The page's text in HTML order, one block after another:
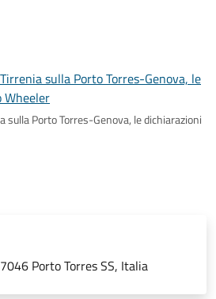
sulla Porto Torres-Genova, le dichiarazioni
Porto Torres SS, Italia